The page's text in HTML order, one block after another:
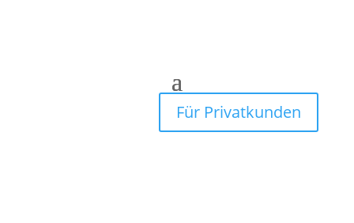
Für Privatkunden